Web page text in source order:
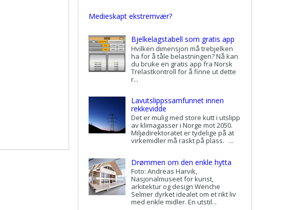
Medieskapt ekstremvær?
Bjelkelagstabell som gratis app
Hvilken dimensjon må trebjelken
ha for å tåle belastningen? Nå kan
du bruke en gratis app fra Norsk
Trelastkontroll for å finne ut dette
r...
Lavutslippssamfunnet innen
rekkevidde
Det er mulig med store kutt i utslipp
av klimagasser i Norge mot 2050.
Miljødirektoratet er tydelige på at
virkemidler må raskt på plass. ...
Drømmen om den enkle hytta
Foto: Andreas Harvik,
Nasjonalmuseet for kunst,
arkitektur og design Wenche
Selmer dyrket idealet om et rikt liv
med enkle midler. En utstil...